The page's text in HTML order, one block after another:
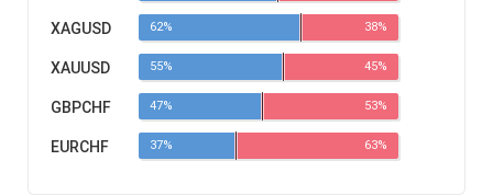
XAGUSD 62% 38%
XAUUSD 55% 45%
GBPCHF 47% 53%
EURCHF 37% 63%